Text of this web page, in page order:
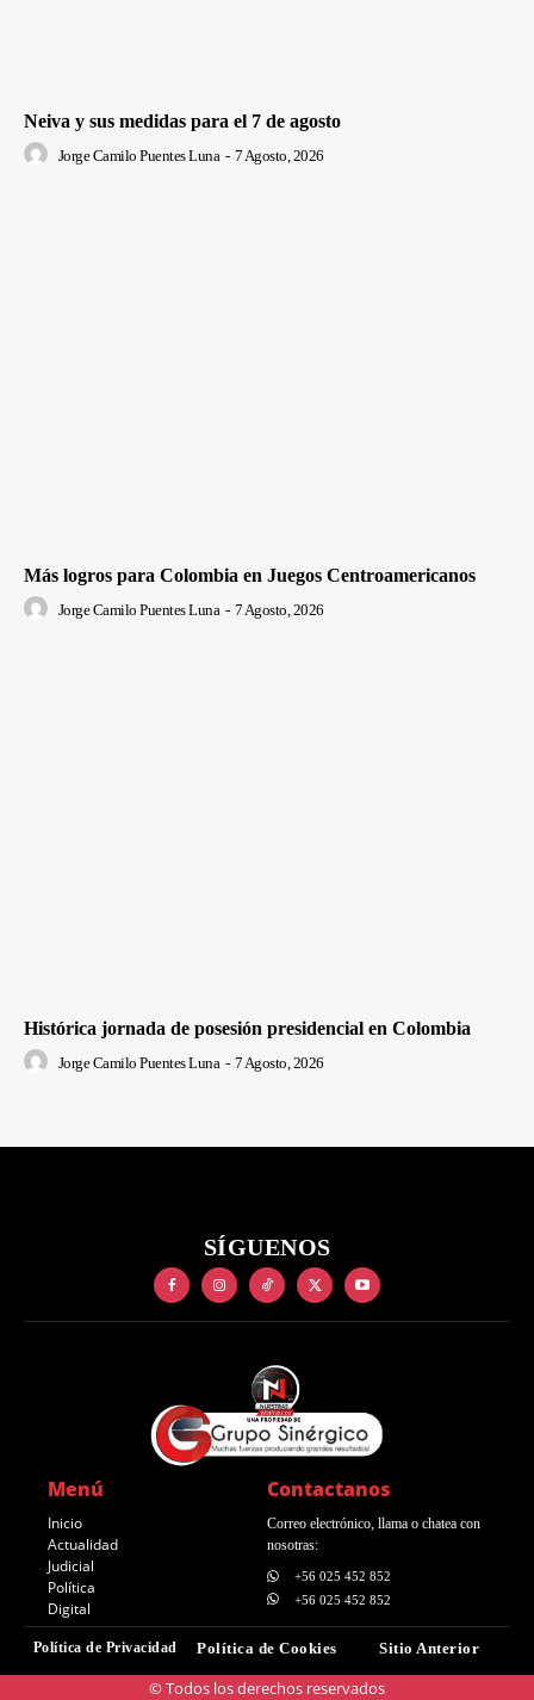
Neiva y sus medidas para el 7 de agosto
Jorge Camilo Puentes Luna - 7 Agosto, 2026
Más logros para Colombia en Juegos Centroamericanos
Jorge Camilo Puentes Luna - 7 Agosto, 2026
Histórica jornada de posesión presidencial en Colombia
Jorge Camilo Puentes Luna - 7 Agosto, 2026
SÍGUENOS
Menú
Inicio
Actualidad
Judicial
Política
Digital
Contactanos
Correo electrónico, llama o chatea con
nosotras:
+56 025 452 852
+56 025 452 852
Política de Privacidad Política de Cookies Sitio Anterior
© Todos los derechos reservados